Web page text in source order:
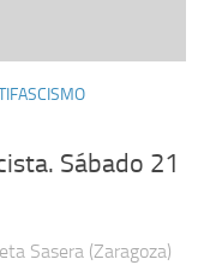
Sábado 21
Sasera (Zaragoza)